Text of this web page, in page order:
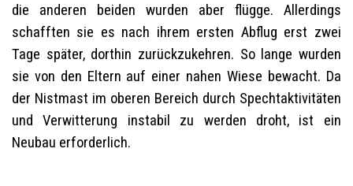
die anderen beiden wurden aber flügge. Allerdings
schafften sie es nach ihrem ersten Abflug erst zwei
Tage später, dorthin zurückzukehren. So lange wurden
sie von den Eltern auf einer nahen Wiese bewacht. Da
der Nistmast im oberen Bereich durch Spechtaktivitäten
und Verwitterung instabil zu werden droht, ist ein
Neubau erforderlich.